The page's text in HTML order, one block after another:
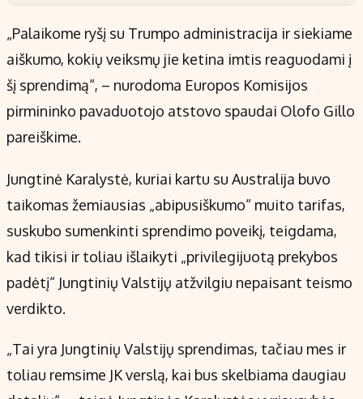
„Palaikome ryšį su Trumpo administracija ir siekiame
aiškumo, kokių veiksmų jie ketina imtis reaguodami į
šį sprendimą“, – nurodoma Europos Komisijos
pirmininko pavaduotojo atstovo spaudai Olofo Gillo
pareiškime.
Jungtinė Karalystė, kuriai kartu su Australija buvo
taikomas žemiausias „abipusiškumo“ muito tarifas,
suskubo sumenkinti sprendimo poveikį, teigdama,
kad tikisi ir toliau išlaikyti „privilegijuotą prekybos
padėtį“ Jungtinių Valstijų atžvilgiu nepaisant teismo
verdikto.
„Tai yra Jungtinių Valstijų sprendimas, tačiau mes ir
toliau remsime JK verslą, kai bus skelbiama daugiau